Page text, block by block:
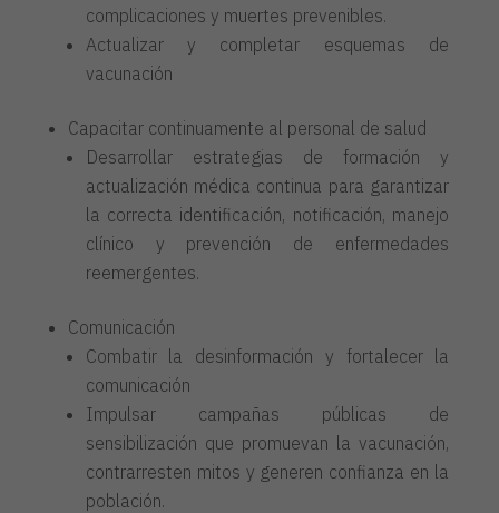
complicaciones y muertes prevenibles.
Actualizar y completar esquemas de
vacunación
Capacitar continuamente al personal de salud
Desarrollar estrategias de formación y
actualización médica continua para garantizar
la correcta identificación, notificación, manejo
clínico y prevención de enfermedades
reemergentes.
Comunicación
Combatir la desinformación y fortalecer la
comunicación
Impulsar campañas públicas de
sensibilización que promuevan la vacunación,
contrarresten mitos y generen confianza en la
población.